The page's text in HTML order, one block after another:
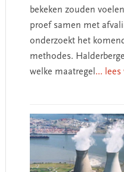
bekeken zouden
proef samen met
onderzoekt het
methodes.
welke maatregel ... lees